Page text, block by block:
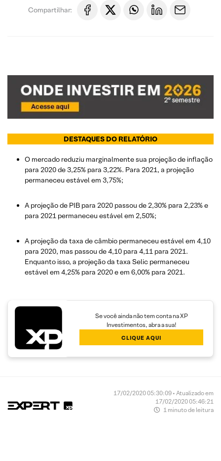
Compartilhar:
DESTAQUES DO RELATÓRIO
O mercado reduziu marginalmente sua projeção de inflação
para 2020 de 3,25% para 3,22%. Para 2021, a projeção
permaneceu estável em 3,75%;
A projeção de PIB para 2020 passou de 2,30% para 2,23% e
para 2021 permaneceu estável em 2,50%;
A projeção da taxa de câmbio permaneceu estável em 4,10
para 2020, mas passou de 4,10 para 4,11 para 2021.
Enquanto isso, a projeção da taxa Selic permaneceu
estável em 4,25% para 2020 e em 6,00% para 2021.
Se você ainda não tem conta na XP
Investimentos, abra a sua!
CLIQUE AQUI
17/02/2020 05:30:09 • Atualizado em
17/02/2020 05:46:21
1 minuto de leitura